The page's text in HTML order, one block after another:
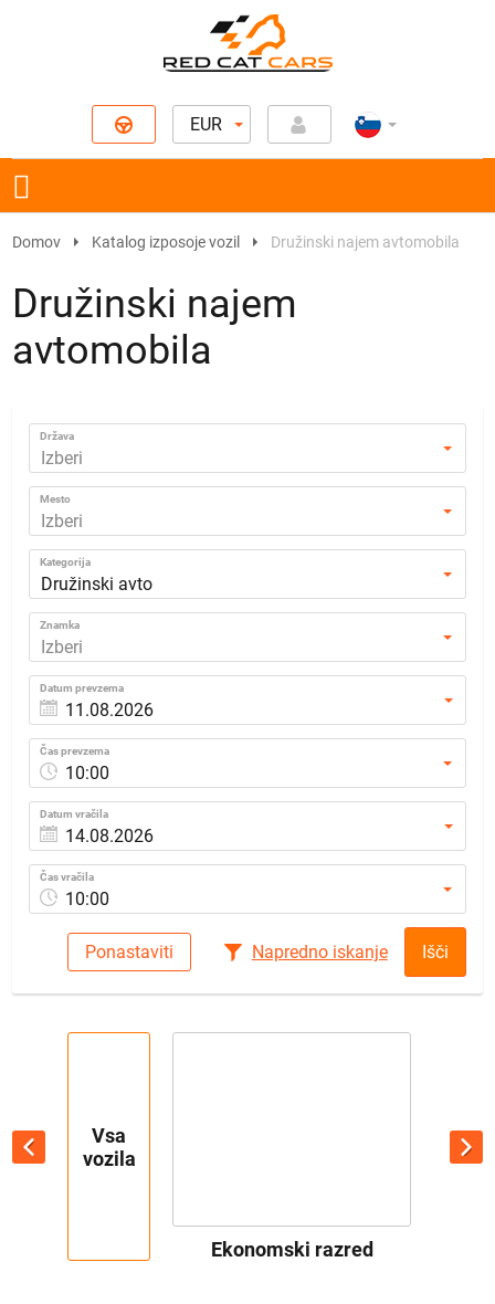
EUR
Domov Katalog izposoje vozil Družinski najem avtomobila
Družinski najem
avtomobila
Država
Izberi
Mesto
Izberi
Kategorija
Družinski avto
Znamka
Izberi
Datum prevzema
Čas prevzema
10:00
Datum vračila
Čas vračila
10:00
Ponastaviti Napredno iskanje Išči
Vsa
vozila
Ekonomski razred